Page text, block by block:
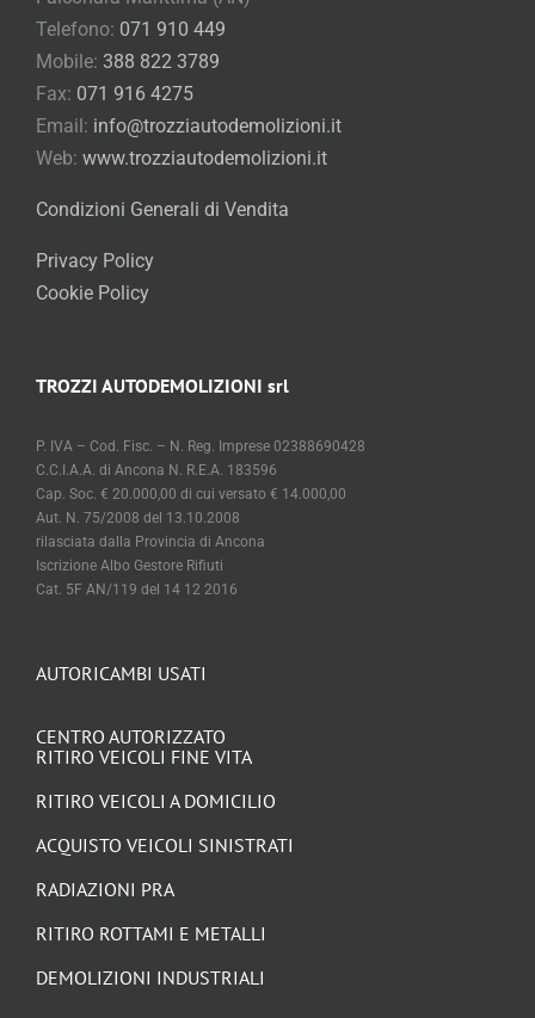
AUTORICAMBI USATI
CENTRO AUTORIZZATO
RITIRO VEICOLI FINE VITA
RITIRO VEICOLI A DOMICILIO
ACQUISTO VEICOLI SINISTRATI
RADIAZIONI PRA
RITIRO ROTTAMI E METALLI
DEMOLIZIONI INDUSTRIALI
Telefono: 071 910 449
Mobile: 388 822 3789
Fax: 071 916 4275
Email: info@trozziautodemolizioni.it
Web: www.trozziautodemolizioni.it
Condizioni Generali di Vendita
Privacy Policy
Cookie Policy
TROZZI AUTODEMOLIZIONI srl
P. IVA – Cod. Fisc. – N. Reg. Imprese 02388690428
C.C.I.A.A. di Ancona N. R.E.A. 183596
Cap. Soc. € 20.000,00 di cui versato € 14.000,00
Aut. N. 75/2008 del 13.10.2008
rilasciata dalla Provincia di Ancona
Iscrizione Albo Gestore Rifiuti
Cat. 5F AN/119 del 14 12 2016